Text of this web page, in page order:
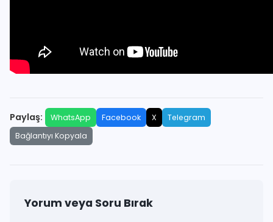
Paylaş: WhatsApp Facebook X
Telegram
Bağlantıyı Kopyala
Yorum veya Soru Bırak